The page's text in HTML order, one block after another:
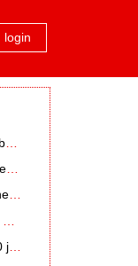
login